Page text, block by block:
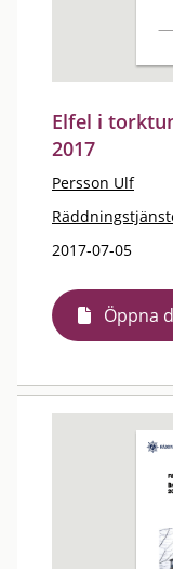
Elfel i
2017
Persson Ulf
2017-07-05
Öppna